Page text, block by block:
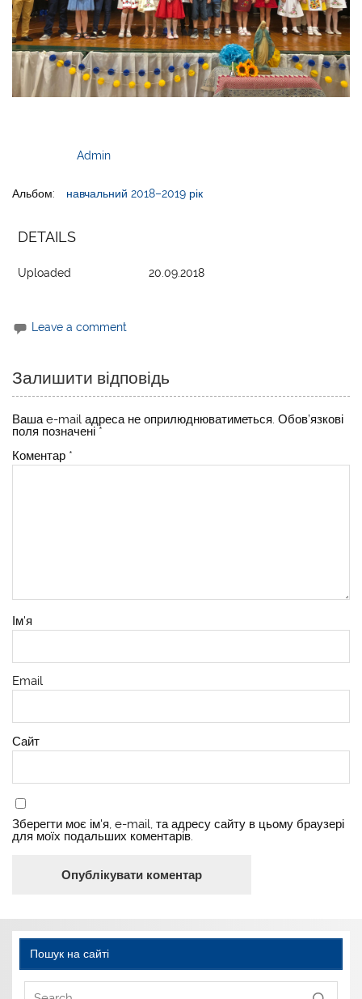
Admin
Альбом: навчальний 2018–2019 рік
DETAILS
Uploaded 20.09.2018
Leave a comment
Залишити відповідь
Ваша e-mail адреса не оприлюднюватиметься. Обов’язкові
поля позначені *
Коментар *
Ім'я
Email
Сайт
Зберегти моє ім'я, e-mail, та адресу сайту в цьому браузері
для моїх подальших коментарів.
Пошук на сайті